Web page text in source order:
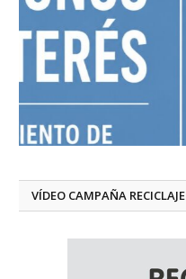
VÍDEO CAMPAÑA RECICLAJE